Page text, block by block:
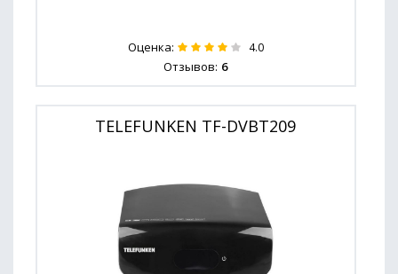
Оценка: 4.0
Отзывов: 6
TELEFUNKEN TF-DVBT209